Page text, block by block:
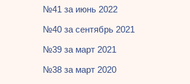
№41 за июнь 2022
№40 за сентябрь 2021
№39 за март 2021
№38 за март 2020